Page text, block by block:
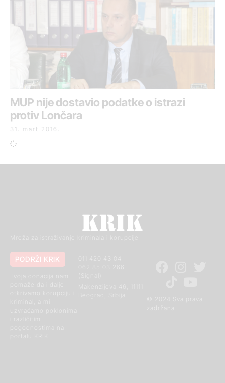
MUP nije dostavio podatke o istrazi
protiv Lončara
31. mart 2016.
Mreža za istraživanje kriminala i korupcije
© 2024 Sva prava
011 420 43 04
Makenzijeva 46, 11111
PODRŽI KRIK
otkrivamo korupciju i
kriminal, a mi
uzvraćamo poklonima
i različitim
pogodnostima na
portalu KRIK.